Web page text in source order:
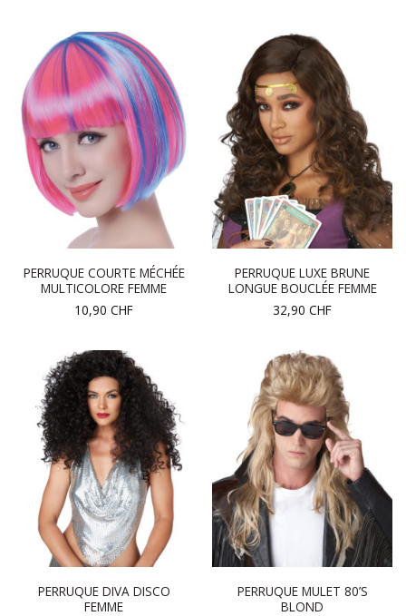
PERRUQUE COURTE MÉCHÉE
MULTICOLORE FEMME
10,90 CHF
PERRUQUE LUXE BRUNE
LONGUE BOUCLÉE FEMME
32,90 CHF
PERRUQUE DIVA DISCO
FEMME
PERRUQUE MULET 80’S
BLOND